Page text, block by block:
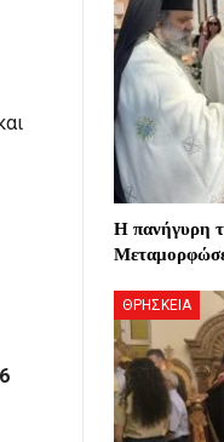
Η πανήγυρη
ΘΡΗΣΚΕΙΑ